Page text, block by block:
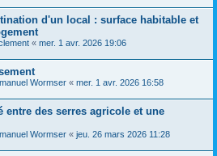
d'un local : surface habitable et
« mer. 1 avr. 2026 19:06
Wormser « mer. 1 avr. 2026 16:58
entre des serres agricole et une
Wormser « jeu. 26 mars 2026 11:28